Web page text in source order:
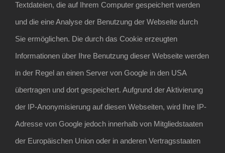
Textdateien, die auf Ihrem Computer gespeichert werden
und die eine Analyse der Benutzung der Webseite durch
Sie ermöglichen. Die durch das Cookie erzeugten
Informationen über Ihre Benutzung dieser Webseite werden
in der Regel an einen Server von Google in den USA
übertragen und dort gespeichert. Aufgrund der Aktivierung
der IP-Anonymisierung auf diesen Webseiten, wird Ihre IP-
Adresse von Google jedoch innerhalb von Mitgliedstaaten
der Europäischen Union oder in anderen Vertragsstaaten